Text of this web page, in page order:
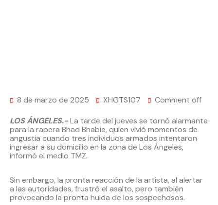
8 de marzo de 2025 XHGTS107 Comment off
LOS ÁNGELES.-La tarde del jueves se tornó alarmante
para la rapera Bhad Bhabie, quien vivió momentos de
angustia cuando tres individuos armados intentaron
ingresar a su domicilio en la zona de Los Ángeles,
informó el medio TMZ.
Sin embargo, la pronta reacción de la artista, al alertar
a las autoridades, frustró el asalto, pero también
provocando la pronta huida de los sospechosos.